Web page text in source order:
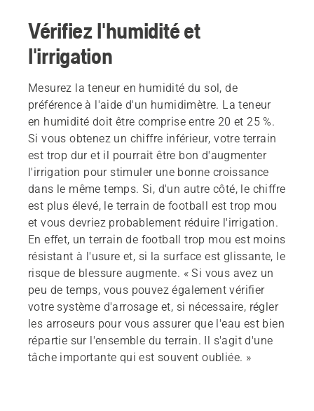
Vérifiez l'humidité et
l'irrigation
Mesurez la teneur en humidité du sol, de
préférence à l'aide d'un humidimètre. La teneur
en humidité doit être comprise entre 20 et 25 %.
Si vous obtenez un chiffre inférieur, votre terrain
est trop dur et il pourrait être bon d'augmenter
l'irrigation pour stimuler une bonne croissance
dans le même temps. Si, d'un autre côté, le chiffre
est plus élevé, le terrain de football est trop mou
et vous devriez probablement réduire l'irrigation.
En effet, un terrain de football trop mou est moins
résistant à l'usure et, si la surface est glissante, le
risque de blessure augmente. « Si vous avez un
peu de temps, vous pouvez également vérifier
votre système d'arrosage et, si nécessaire, régler
les arroseurs pour vous assurer que l'eau est bien
répartie sur l'ensemble du terrain. Il s'agit d'une
tâche importante qui est souvent oubliée. »